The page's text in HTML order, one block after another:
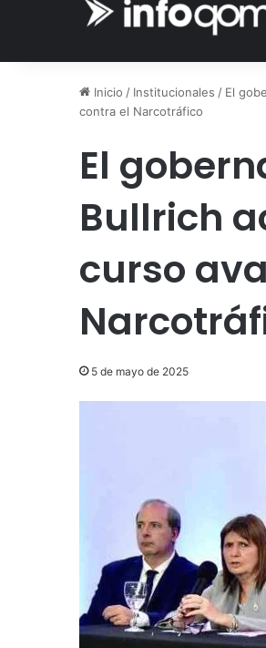
Inicio / Institucionales / El
contra el Narcotráfico
El
Bullrich
curso
5 de mayo de 2025